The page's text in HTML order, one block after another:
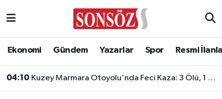
Ekonomi Gündem Yazarlar Spor Resmi
04:10 Kuzey Marmara Otoyolu'nda Feci Kaza: 3 Ölü, 1 Yaralı!
Asayiş
Ankara Nöbetçi Eczaneler